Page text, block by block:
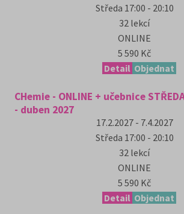
Středa 17:00 - 20:10
32 lekcí
ONLINE
5 590 Kč
Detail Objednat
CHemie - ONLINE + učebnice
- duben 2027
17.2.2027 - 7.4.2027
Středa 17:00 - 20:10
32 lekcí
ONLINE
5 590 Kč
Detail Objednat